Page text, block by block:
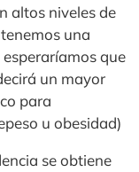
altos niveles de
una
que
un mayor
para
u obesidad)
se obtiene